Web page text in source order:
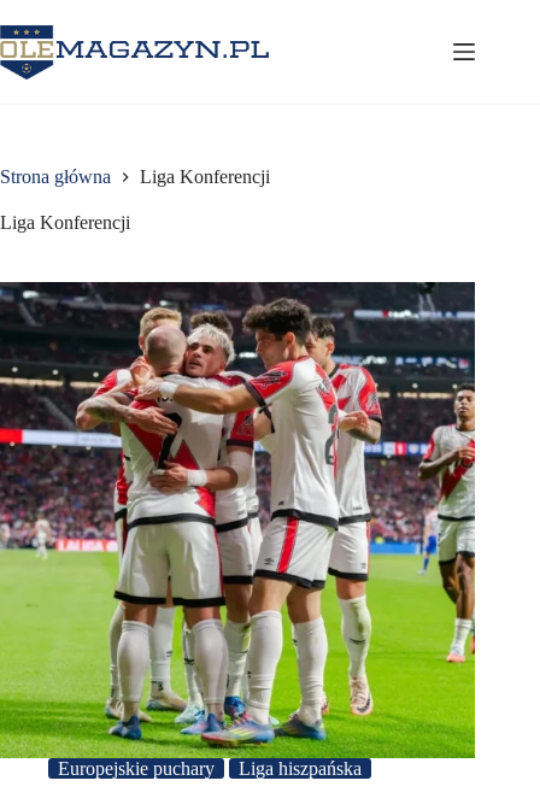
do
treści
Strona główna Liga Konferencji
Liga Konferencji
Europejskie puchary Liga hiszpańska